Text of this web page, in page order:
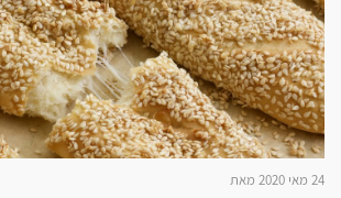
24 מאי 2020 מאת